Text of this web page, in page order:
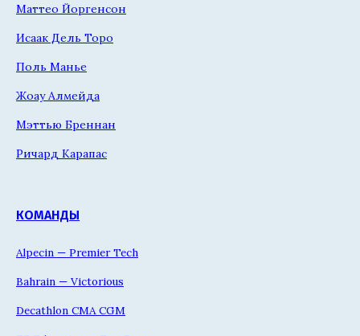
Маттео Йоргенсон
Исаак Дель Торо
Поль Манье
Жоау Алмейда
Мэттью Бреннан
Ричард Карапас
КОМАНДЫ
Alpecin — Premier Tech
Bahrain — Victorious
Decathlon CMA CGM